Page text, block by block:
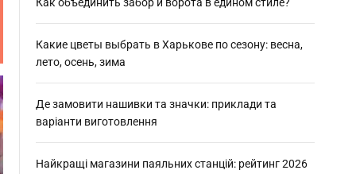
Какие цветы выбрать в Харькове по сезону: весна,
лето, осень, зима
Де замовити нашивки та значки: приклади та
варіанти виготовлення
Найкращі магазини паяльних станцій: рейтинг 2026